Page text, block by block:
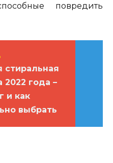
повредить
стиральная
2022 года –
и как
выбрать